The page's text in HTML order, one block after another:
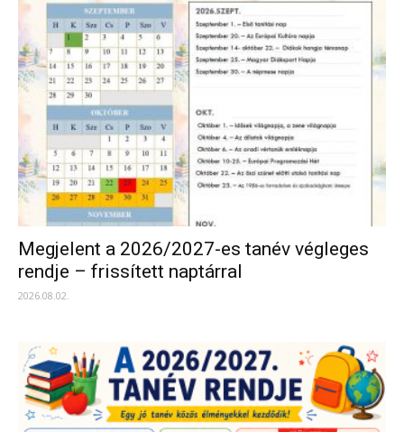
Megjelent a 2026/2027-es tanév végleges
rendje – frissített naptárral
2026.08.02.